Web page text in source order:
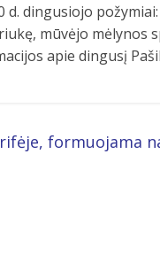
d. dingusiojo
mūvėjo mėlynos
apie dingusį
formuojama